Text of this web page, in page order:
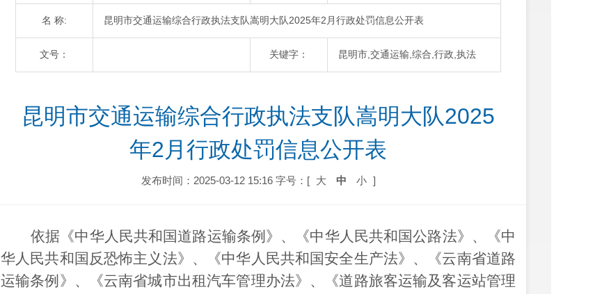
名 称: 昆明市交通运输综合行政执法支队嵩明大队2025年2月行政处罚信息公开表
文号： 关键字： 昆明市,交通运输,综合,行政,执法
昆明市交通运输综合行政执法支队嵩明大队2025
年2月行政处罚信息公开表
发布时间：2025-03-12 15:16 字号：[ 大 中 小 ]
依据 《中华人民共和国道路运输条例》、《中华人民共和国公路法》、《中
华人民共和国反恐怖主义法》、《中华人民共和国安全生产法》、《云南省道路
运输条例》、《云南省城市出租汽车管理办法》、《道路旅客运输及客运站管理